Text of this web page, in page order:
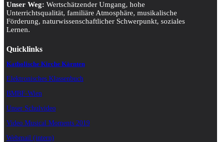
Unser Weg: Wertschätzender Umgang, hohe
Unterrichtsqualität, familiäre Atmosphäre, musikalische
Förderung, naturwissenschaftlicher Schwerpunkt, soziales
Lernen.
Quicklinks
Katholische Kirche Kärnten
Elektronisches Klassenbuch
BMBF-Wien
Unser Schulvideo
Video Musical Moments 2019
Webmail (intern)